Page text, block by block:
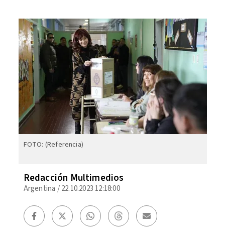
FOTO: (Referencia)
Redacción Multimedios
Argentina /22.10.2023 12:18:00